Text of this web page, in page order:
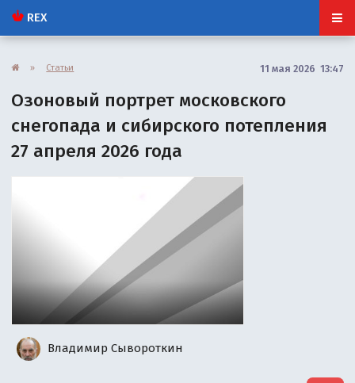
REX
» Статьи 11 мая 2026 13:47
Озоновый портрет московского
снегопада и сибирского потепления
27 апреля 2026 года
Владимир Сывороткин